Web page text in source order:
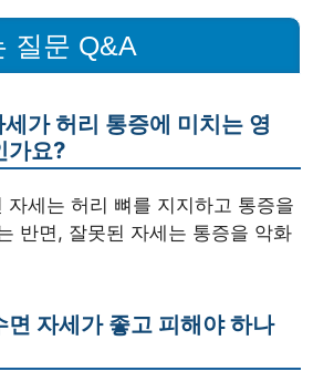
질문 Q&A
가 허리 통증에 미치는 영
가요?
자세는 허리 뼈를 지지하고 통증을
반면, 잘못된 자세는 통증을 악화
면 자세가 좋고 피해야 하나